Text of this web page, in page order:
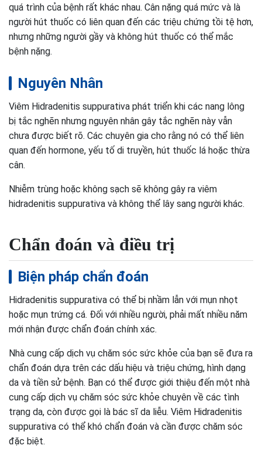
quá trình của bệnh rất khác nhau. Cân nặng quá mức và là
người hút thuốc có liên quan đến các triệu chứng tồi tệ hơn,
nhưng những người gầy và không hút thuốc có thể mắc
bệnh nặng.
Nguyên Nhân
Viêm Hidradenitis suppurativa phát triển khi các nang lông
bị tắc nghẽn nhưng nguyên nhân gây tắc nghẽn này vẫn
chưa được biết rõ. Các chuyên gia cho rằng nó có thể liên
quan đến hormone, yếu tố di truyền, hút thuốc lá hoặc thừa
cân.
Nhiễm trùng hoặc không sạch sẽ không gây ra viêm
hidradenitis suppurativa và không thể lây sang người khác.
Chẩn đoán và điều trị
Biện pháp chẩn đoán
Hidradenitis suppurativa có thể bị nhầm lẫn với mụn nhọt
hoặc mụn trứng cá. Đối với nhiều người, phải mất nhiều năm
mới nhận được chẩn đoán chính xác.
Nhà cung cấp dịch vụ chăm sóc sức khỏe của bạn sẽ đưa ra
chẩn đoán dựa trên các dấu hiệu và triệu chứng, hình dạng
da và tiền sử bệnh. Bạn có thể được giới thiệu đến một nhà
cung cấp dịch vụ chăm sóc sức khỏe chuyên về các tình
trạng da, còn được gọi là bác sĩ da liễu. Viêm Hidradenitis
suppurativa có thể khó chẩn đoán và cần được chăm sóc
đặc biệt.